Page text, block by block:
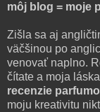
môj blog = moje
Zišla sa aj
väčšinou po
venovať naplno.
čítate a moja
recenzie
moju kreativitu